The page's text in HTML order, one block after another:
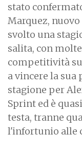
stato
Marquez,
svolto una
salita, con
competitività
a vincere la sua
stagione per
Sprint ed è
testa, tranne
l'infortunio alle